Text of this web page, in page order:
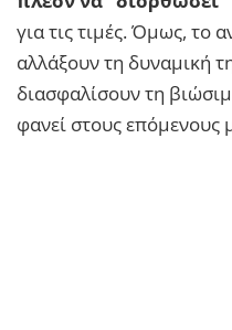
για τις τιμές. Όμως, το
αλλάξουν τη δυναμική
διασφαλίσουν τη
φανεί στους επόμενους